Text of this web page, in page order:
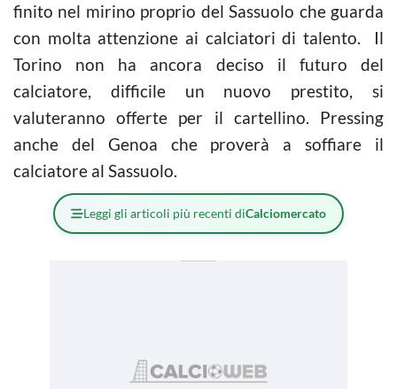
finito nel mirino proprio del Sassuolo che guarda
con molta attenzione ai calciatori di talento. Il
Torino non ha ancora deciso il futuro del
calciatore, difficile un nuovo prestito, si
valuteranno offerte per il cartellino. Pressing
anche del Genoa che proverà a soffiare il
calciatore al Sassuolo.
Leggi gli articoli più recenti diCalciomercato